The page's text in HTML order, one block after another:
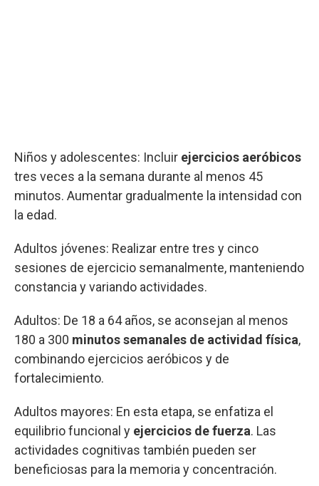
Niños y adolescentes: Incluir ejercicios aeróbicos
tres veces a la semana durante al menos 45
minutos. Aumentar gradualmente la intensidad con
la edad.
Adultos jóvenes: Realizar entre tres y cinco
sesiones de ejercicio semanalmente, manteniendo
constancia y variando actividades.
Adultos: De 18 a 64 años, se aconsejan al menos
180 a 300 minutos semanales de actividad física,
combinando ejercicios aeróbicos y de
fortalecimiento.
Adultos mayores: En esta etapa, se enfatiza el
equilibrio funcional y ejercicios de fuerza. Las
actividades cognitivas también pueden ser
beneficiosas para la memoria y concentración.